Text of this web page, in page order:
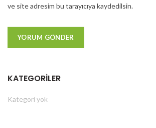
ve site adresim bu tarayıcıya kaydedilsin.
KATEGORILER
Kategori yok